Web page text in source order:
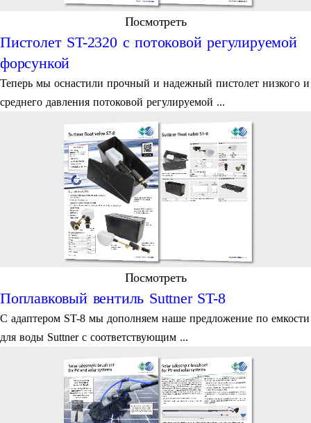
Посмотреть
Пистолет ST-2320 c потоковой регулируемой
форсункой
Теперь мы оснастили прочный и надежный пистолет низкого и
среднего давления потоковой регулируемой ...
Посмотреть
Поплавковый вентиль Suttner ST-8
С адаптером ST-8 мы дополняем наше предложение по емкости
для воды Suttner с соответствующим ...